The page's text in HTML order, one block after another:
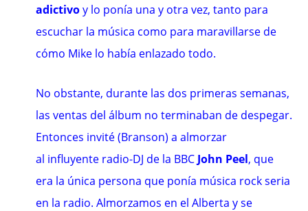
adictivoy lo ponía una y otra vez, tanto para
escuchar la música como para maravillarse de
cómo Mike lo había enlazado todo.
No obstante, durante las dos primeras semanas,
las ventas del álbum no terminaban de despegar.
Entonces invité (Branson) a almorzar
al influyente radio-DJ de la BBC John Peel, que
era la única persona que ponía música rock seria
en la radio. Almorzamos en el Alberta y se